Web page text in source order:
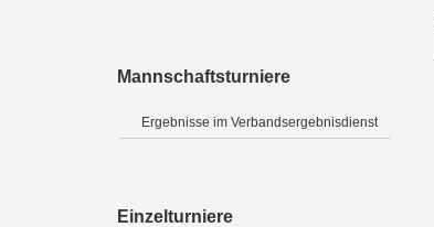
Mannschaftsturniere
Ergebnisse im Verbandsergebnisdienst
Einzelturniere